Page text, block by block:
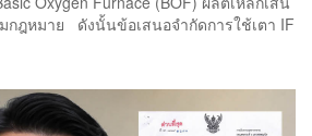
กฎหมาย ดังนั้นข้อเสนอจำกัดการใช้เตา IF